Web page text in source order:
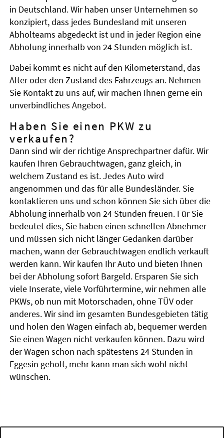
in Deutschland. Wir haben unser Unternehmen so
konzipiert, dass jedes Bundesland mit unseren
Abholteams abgedeckt ist und in jeder Region eine
Abholung innerhalb von 24 Stunden möglich ist.
Dabei kommt es nicht auf den Kilometerstand, das
Alter oder den Zustand des Fahrzeugs an. Nehmen
Sie Kontakt zu uns auf, wir machen Ihnen gerne ein
unverbindliches Angebot.
Haben Sie einen PKW zu
verkaufen?
Dann sind wir der richtige Ansprechpartner dafür. Wir
kaufen Ihren Gebrauchtwagen, ganz gleich, in
welchem Zustand es ist. Jedes Auto wird
angenommen und das für alle Bundesländer. Sie
kontaktieren uns und schon können Sie sich über die
Abholung innerhalb von 24 Stunden freuen. Für Sie
bedeutet dies, Sie haben einen schnellen Abnehmer
und müssen sich nicht länger Gedanken darüber
machen, wann der Gebrauchtwagen endlich verkauft
werden kann. Wir kaufen Ihr Auto und bieten Ihnen
bei der Abholung sofort Bargeld. Ersparen Sie sich
viele Inserate, viele Vorführtermine, wir nehmen alle
PKWs, ob nun mit Motorschaden, ohne TÜV oder
anderes. Wir sind im gesamten Bundesgebieten tätig
und holen den Wagen einfach ab, bequemer werden
Sie einen Wagen nicht verkaufen können. Dazu wird
der Wagen schon nach spätestens 24 Stunden in
Eggesin geholt, mehr kann man sich wohl nicht
wünschen.